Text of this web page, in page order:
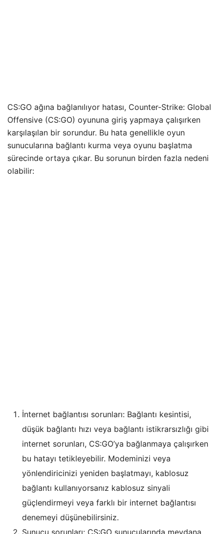
CS:GO ağına bağlanılıyor hatası, Counter-Strike: Global
Offensive (CS:GO) oyununa giriş yapmaya çalışırken
karşılaşılan bir sorundur. Bu hata genellikle oyun
sunucularına bağlantı kurma veya oyunu başlatma
sürecinde ortaya çıkar. Bu sorunun birden fazla nedeni
olabilir:
İnternet bağlantısı sorunları: Bağlantı kesintisi,
düşük bağlantı hızı veya bağlantı istikrarsızlığı gibi
internet sorunları, CS:GO’ya bağlanmaya çalışırken
bu hatayı tetikleyebilir. Modeminizi veya
yönlendiricinizi yeniden başlatmayı, kablosuz
bağlantı kullanıyorsanız kablosuz sinyali
güçlendirmeyi veya farklı bir internet bağlantısı
denemeyi düşünebilirsiniz.